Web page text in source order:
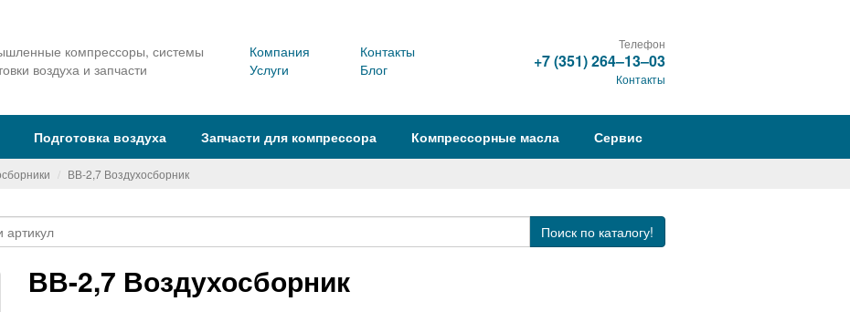
компрессоры, системы
воздуха и запчасти
Компания
Услуги
Контакты
Блог
Телефон
+7 (351) 264‒13‒03
Контакты
Подготовка воздуха Запчасти для компрессора Компрессорные масла Сервис
ВВ-2,7 Воздухосборник
Поиск по каталогу!
ВВ-2,7 Воздухосборник